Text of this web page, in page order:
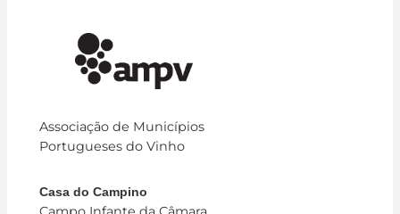
Associação de Municípios
Portugueses do Vinho
Casa do Campino